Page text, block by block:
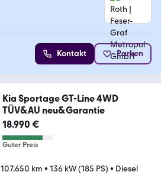
Kontakt Parken
Kia Sportage GT-Line 4WD
TÜV&AU neu&Garantie
18.990 €
Guter Preis
107.650 km • 136 kW (185 PS) • Diesel